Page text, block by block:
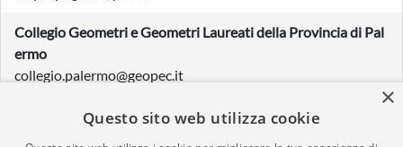
Collegio Geometri e Geometri Laureati della Provincia di Pal
ermo
collegio.palermo@geopec.it
Consorzio Intercomunale Rifiuti Energia Servizi
×
Questo sito web utilizza cookie